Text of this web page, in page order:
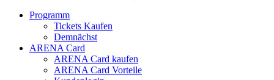
Programm
Tickets Kaufen
Demnächst
ARENA Card
ARENA Card kaufen
ARENA Card Vorteile